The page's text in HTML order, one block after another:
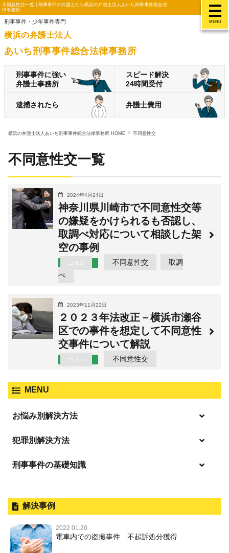
MENU
不同意性交一覧 | 刑事事件の弁護士なら横浜の弁護士法人あいち刑事事件総合法
律事務所
刑事事件・少年事件専門
横浜の弁護士法人
あいち刑事事件総合法律事務所
刑事事件に強い
弁護士事務所
スピード解決
24時間受付
逮捕されたら 弁護士費用
横浜の弁護士法人あいち刑事事件総合法律事務所 HOME 不同意性交
不同意性交一覧
2024年4月24日
神奈川県川崎市で不同意性交等
の嫌疑をかけられるも否認し、
取調べ対応について相談した架
空の事例
コラム 不同意性交
取調
べ
2023年11月22日
２０２３年法改正－横浜市瀬谷
区での事件を想定して不同意性
交事件について解説
コラム 不同意性交
MENU
お悩み別解決方法
「逮捕」について適切に知ることで不安や悩みを解消する
逮捕後、早急な釈放・保釈を望むときにすべきこと
無実・無罪の証明をしたい
被害者との示談を円満に進めるためには
犯罪別解決方法
事件別－暴力事件
暴行・傷害
殺人
過失致死・過失傷害
性犯罪 TOP
痴漢
盗撮，のぞき
事件別－財産犯
財産犯 TOP
事件別－薬物事件
刑事事件の基礎知識
外国人事件の手続きと特色
刑事裁判の概要・手続
公務員の逮捕・刑事事件
解決事例
2022.01.20
電車内での盗撮事件 不起訴処分獲得